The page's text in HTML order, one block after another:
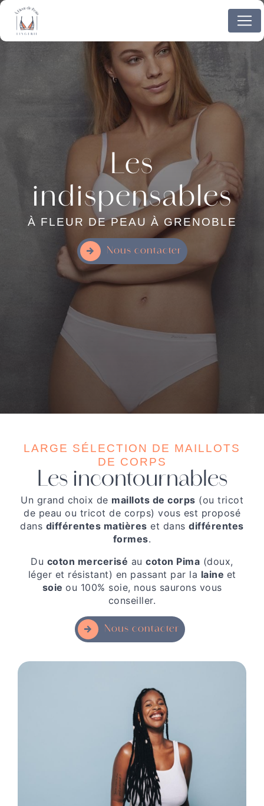
Les
indispensables
À FLEUR DE PEAU À GRENOBLE
Nous contacter
LARGE SÉLECTION DE MAILLOTS
DE CORPS
Les incontournables
Un grand choix de maillots de corps (ou tricot
de peau ou tricot de corps) vous est proposé
dans différentes matières et dansdifférentes
formes.
Du coton mercerisé aucoton Pima (doux,
léger et résistant) en passant par la laine et
soie ou 100% soie, nous saurons vous
conseiller.
Nous contacter
Panneau de gestion des cookies